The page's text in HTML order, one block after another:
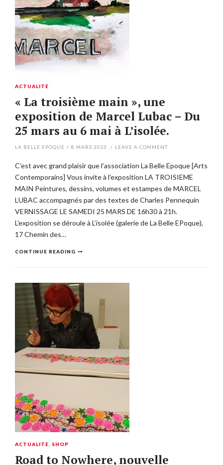
ACTUALITÉ
« La troisième main », une
exposition de Marcel Lubac – Du
25 mars au 6 mai à L’isolée.
LA BELLE EPOQUE / 8 MARS 2023 / LEAVE A COMMENT
C’est avec grand plaisir que l’association La Belle Epoque [Arts
Contemporains] Vous invite à l’exposition LA TROISIEME
MAIN Peintures, dessins, volumes et estampes de MARCEL
LUBAC accompagnés par des textes de Charles Pennequin
VERNISSAGE LE SAMEDI 25 MARS DE 16h30 à 21h.
L’exposition se déroule à L’isolée (galerie de La Belle EPoque),
17 Chemin des…
CONTINUE READING
ACTUALITÉ SHOP
Road to Nowhere, nouvelle